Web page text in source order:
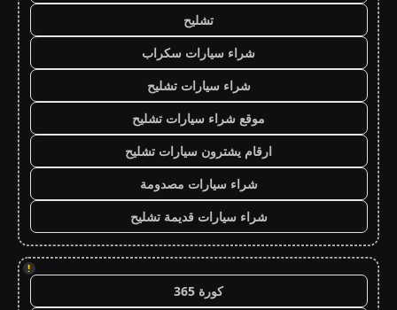
تشليح
شراء سيارات سكراب
شراء سيارات تشليح
موقع شراء سيارات تشليح
ارقام يشترون سيارات تشليح
شراء سيارات مصدومة
شراء سيارات قديمة تشليح
!
كورة 365